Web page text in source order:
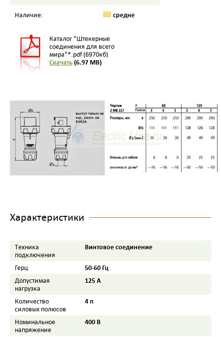
Наличие: средне
Каталог "Штекерные
соединения для всего
мира"*.pdf (6970кб)
Скачать(6.97 MB)
Характеристики
Tехника
подключения
Винтовое соединение
Герц 50-60 Гц
Допустимая
нагрузка
125 A
Количество
силовых полюсов
4 п
Номинальное
напряжение
400 B